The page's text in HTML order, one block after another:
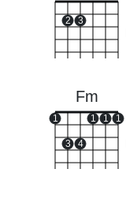
2 3
Fm
1
3 4
1 1 1